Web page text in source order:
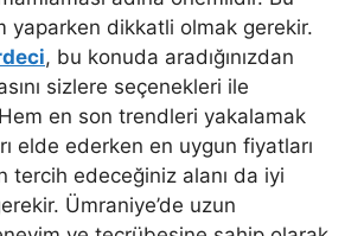
yaparken dikkatli olmak gerekir.
, bu konuda aradığınızdan
sizlere seçenekleri ile
en son trendleri yakalamak
elde ederken en uygun fiyatları
tercih edeceğiniz alanı da iyi
Ümraniye’de uzun